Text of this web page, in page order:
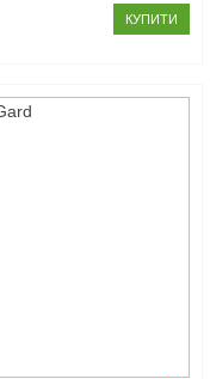
КУПИТИ